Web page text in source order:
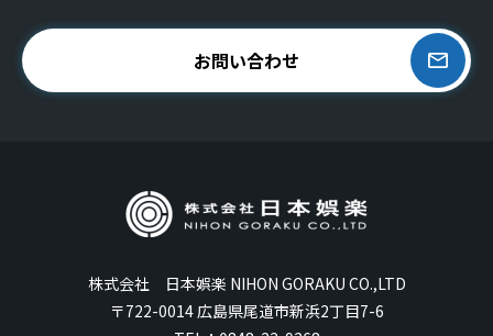
お問い合わせ
株式会社 日本娯楽 NIHON GORAKU CO.,LTD
〒722-0014 広島県尾道市新浜2丁目7-6